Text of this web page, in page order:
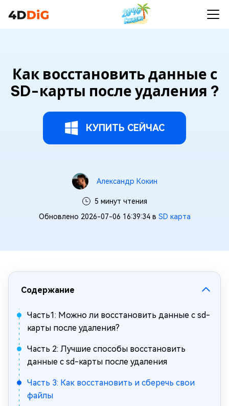
Как восстановить данные с
SD-карты после удаления ?
КУПИТЬ СЕЙЧАС
Александр Кокин
5 минут чтения
Обновлено 2026-07-06 16:39:34 в SD карта
Содержание
Часть1: Можно ли восстановить данные с sd-
карты после удаления?
Часть 2: Лучшие способы восстановить
данные с sd-карты после удаления
Часть 3: Как восстановить и сберечь свои
файлы